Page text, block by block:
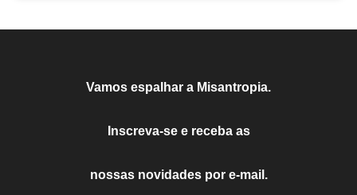
Vamos espalhar a Misantropia.
Inscreva-se e receba as
nossas novidades por e-mail.